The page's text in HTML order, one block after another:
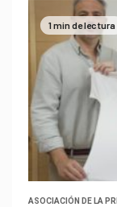
1 min de lectura
ASOCIACIÓN DE LA